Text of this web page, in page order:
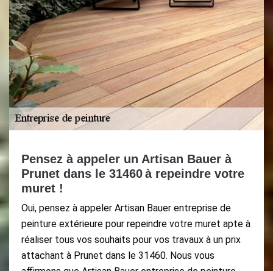
Pensez à appeler un Artisan Bauer à
Prunet dans le 31460 à repeindre votre
muret !
Oui, pensez à appeler Artisan Bauer entreprise de
peinture extérieure pour repeindre votre muret apte à
réaliser tous vos souhaits pour vos travaux à un prix
attachant à Prunet dans le 31460. Nous vous